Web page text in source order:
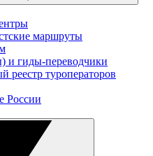
маршруты
и гиды-переводчики
туроператоров
России